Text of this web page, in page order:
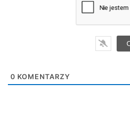
Jasło
0 KOMENTARZY